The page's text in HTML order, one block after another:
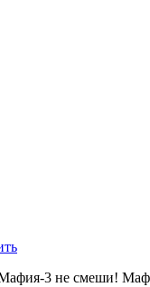
3 не смеши!